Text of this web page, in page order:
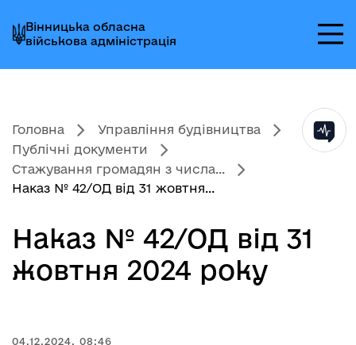
до
головного
меню
до
головного
вмісту
до
головного
колонтитула
Вінницька обласна
військова адміністрація
Головна
Управління будівництва
Публічні документи
Стажування громадян з числа...
Наказ № 42/ОД від 31 жовтня...
Наказ № 42/ОД від 31
жовтня 2024 року
04.12.2024, 08:46